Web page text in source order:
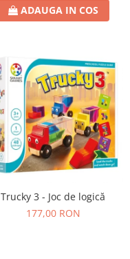
ADAUGA IN COS
Trucky 3 - Joc de logică
177,00 RON